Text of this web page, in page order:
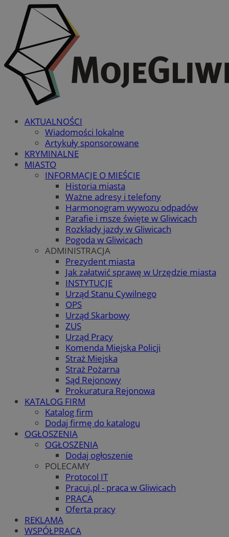
AKTUALNOŚCI
Wiadomości lokalne
Artykuły sponsorowane
KRYMINALNE
MIASTO
INFORMACJE O MIEŚCIE
Historia miasta
Ważne adresy i telefony
Harmonogram wywozu odpadów
Parafie i msze święte w Gliwicach
Rozkłady jazdy w Gliwicach
Pogoda w Gliwicach
ADMINISTRACJA
Prezydent miasta
Jak załatwić sprawę w Urzędzie miasta
INSTYTUCJE
Urząd Stanu Cywilnego
OPS
Urząd Skarbowy
ZUS
Urząd Pracy
Komenda Miejska Policji
Straż Miejska
Straż Pożarna
Sąd Rejonowy
Prokuratura Rejonowa
KATALOG FIRM
Katalog firm
Dodaj firmę do katalogu
OGŁOSZENIA
OGŁOSZENIA
Dodaj ogłoszenie
POLECAMY
Protocol IT
Pracuj.pl - praca w Gliwicach
PRACA
Oferta pracy
REKLAMA
WSPÓŁPRACA